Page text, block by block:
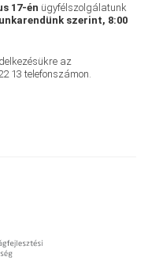
17-én ügyfélszolgálatunk
szerint, 8:00
az
13 telefonszámon.